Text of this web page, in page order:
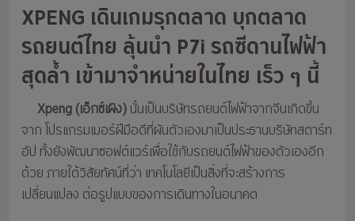
XPENG เดินเกมรุกตลาด บุกตลาด
รถยนต์ไทย ลุ้นนำ P7i รถซีดานไฟฟ้า
สุดล้ำ เข้ามาจำหน่ายในไทย เร็ว ๆ นี้
Xpeng (เอ็กซ์เผิง)นั้นเป็นบริษัทรถยนต์ไฟฟ้าจากจีนเกิดขี้น
จาก โปรแกรมเมอร์ฝีมือดีที่ผันตัวเองมาเป็นประธานบริษัทสตาร์ท
อัป ทั้งยังพัฒนาซอฟต์แวร์เพื่อใช้กับรถยนต์ไฟฟ้าของตัวเองอีก
ด้วย ภายใต้วิสัยทัศน์ที่ว่า เทคโนโลยีเป็นสิ่งที่จะสร้างการ
เปลี่ยนแปลง ต่อรูปแบบของการเดินทางในอนาคต